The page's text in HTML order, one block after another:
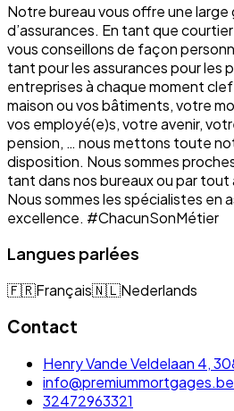
Notre bureau vous offre une large
d’assurances. En tant que
vous conseillons de façon
tant pour les assurances pour les
entreprises à chaque moment
maison ou vos bâtiments, votre
vos employé(e)s, votre avenir,
pension, … nous mettons toute
disposition. Nous sommes
tant dans nos bureaux ou par
Nous sommes les spécialistes en
excellence. #ChacunSonMétier
Langues parlées
🇫🇷Français🇳🇱Nederlands
Contact
Henry Vande Veldelaan 4,
info@premiummortgages.be
32472963321